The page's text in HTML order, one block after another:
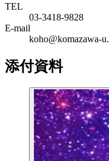
TEL
03-3418-9828
E-mail
koho@komazawa-
添付資料